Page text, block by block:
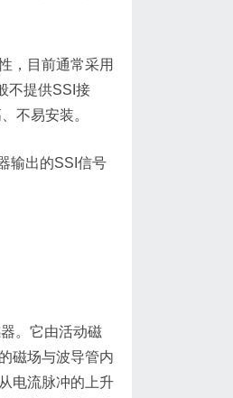
，目前通常采用
不提供SSI接
不易安装。
输出的SSI信号
。它由活动磁
磁场与波导管内
电流脉冲的上升